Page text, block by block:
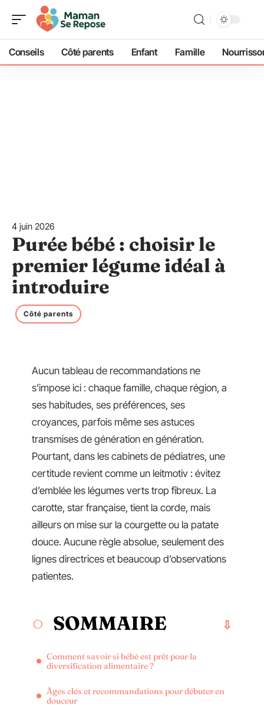
Conseils Côté parents Enfant Famille
4 juin 2026
Purée bébé : choisir le
premier légume idéal à
introduire
Côté parents
Aucun tableau de recommandations ne
s’impose ici : chaque famille, chaque région, a
ses habitudes, ses préférences, ses
croyances, parfois même ses astuces
transmises de génération en génération.
Pourtant, dans les cabinets de pédiatres, une
certitude revient comme un leitmotiv : évitez
d’emblée les légumes verts trop fibreux. La
carotte, star française, tient la corde, mais
ailleurs on mise sur la courgette ou la patate
douce. Aucune règle absolue, seulement des
lignes directrices et beaucoup d’observations
patientes.
SOMMAIRE
Comment savoir si bébé est prêt pour la
diversification alimentaire ?
Âges clés et recommandations pour débuter en
douceur